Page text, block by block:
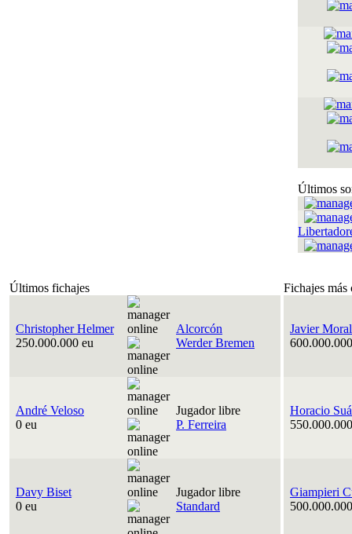
Últimos
Últimos fichajes Fichajes más
Christopher Helmer
250.000.000 eu
Alcorcón
Werder Bremen
Javier
André Veloso
0 eu
Jugador libre
P. Ferreira
Horacio
Davy Biset
0 eu
Jugador libre
Standard
Giampieri